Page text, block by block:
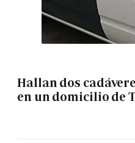
Hallan dos
en un domicilio de